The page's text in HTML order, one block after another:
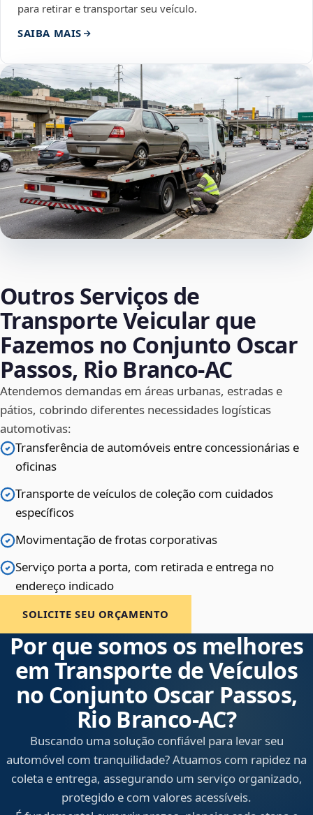
para retirar e transportar seu veículo.
SAIBA MAIS
Outros Serviços de
Transporte Veicular que
Fazemos no Conjunto Oscar
Passos, Rio Branco‑AC
Atendemos demandas em áreas urbanas, estradas e
pátios, cobrindo diferentes necessidades logísticas
automotivas:
Transferência de automóveis entre concessionárias e
oficinas
Transporte de veículos de coleção com cuidados
específicos
Movimentação de frotas corporativas
Serviço porta a porta, com retirada e entrega no
endereço indicado
SOLICITE SEU ORÇAMENTO
Por que somos os melhores
em Transporte de Veículos
no Conjunto Oscar Passos,
Rio Branco‑AC?
Buscando uma solução confiável para levar seu
automóvel com tranquilidade? Atuamos com rapidez na
coleta e entrega, assegurando um serviço organizado,
protegido e com valores acessíveis.